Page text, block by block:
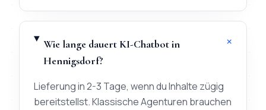
Wie lange dauert KI-Chatbot in
Hennigsdorf?
+
Lieferung in 2-3 Tage, wenn du Inhalte zügig
bereitstellst. Klassische Agenturen brauchen